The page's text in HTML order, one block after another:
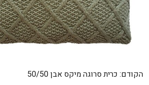
ניווט
הקודם: כרית סרוגה מיקס אבן 50/50